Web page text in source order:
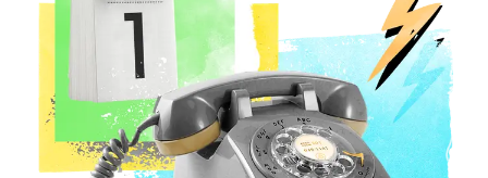
Ich stimme den Datenschutzbedingungen zu.
Deine Daten werden selbstverständlich vertraulich behandelt und nur, um
dich zu diesem Zweck zu kontaktieren. Details findest du in unseren